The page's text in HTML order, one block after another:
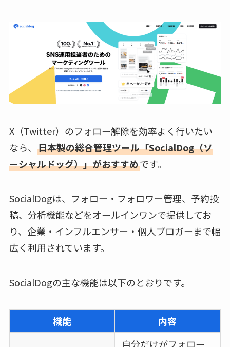
X（Twitter）のフォロー解除を効率よく行いたい
なら、 日本製の総合管理ツール「SocialDog（ソ
ーシャルドッグ）」がおすすめです。
SocialDogは、フォロー・フォロワー管理、予約投
稿、分析機能などをオールインワンで提供してお
り、企業・インフルエンサー・個人ブロガーまで幅
広く利用されています。
SocialDogの主な機能は以下のとおりです。
機能
内容
自分だけがフォロー